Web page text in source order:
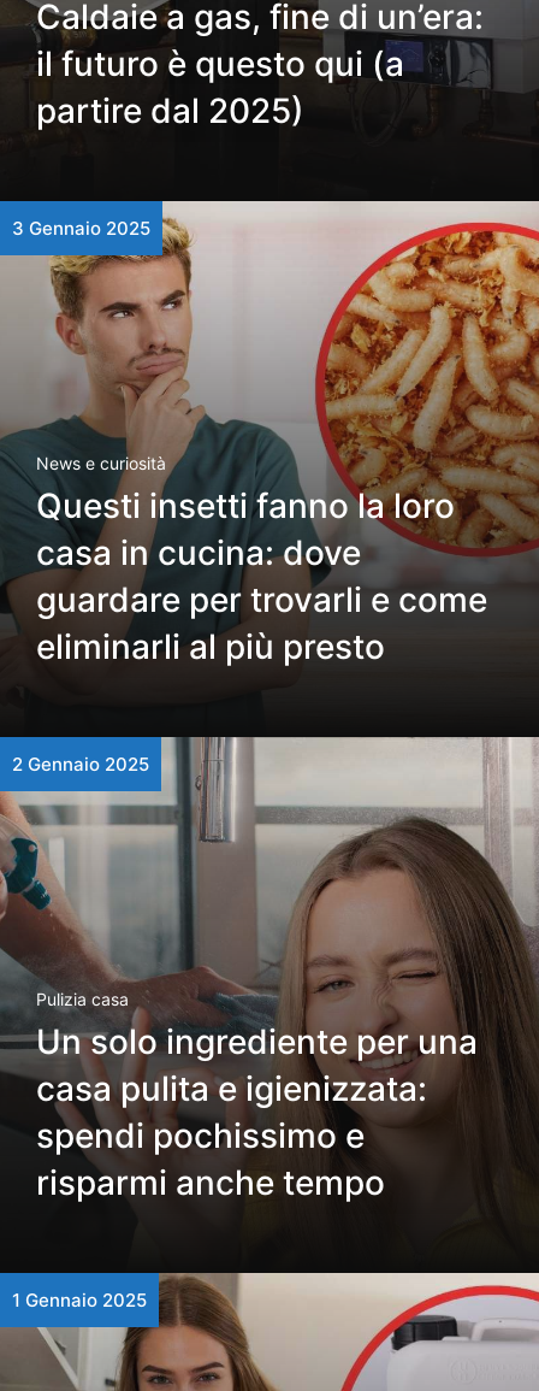
Caldaie a gas, fine di un’era:
il futuro è questo qui (a
partire dal 2025)
3 Gennaio 2025
News e curiosità
Questi insetti fanno la loro
casa in cucina: dove
guardare per trovarli e come
eliminarli al più presto
2 Gennaio 2025
Pulizia casa
Un solo ingrediente per una
casa pulita e igienizzata:
spendi pochissimo e
risparmi anche tempo
1 Gennaio 2025